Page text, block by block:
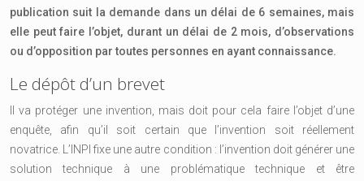
publication suit la demande dans un délai de 6 semaines, mais
elle peut faire l’objet, durant un délai de 2 mois, d’observations
ou d’opposition par toutes personnes en ayant connaissance.
Le dépôt d’un brevet
Il va protéger une invention, mais doit pour cela faire l’objet d’une
enquête, afin qu’il soit certain que l’invention soit réellement
novatrice. L’INPI fixe une autre condition : l’invention doit générer une
solution technique à une problématique technique et être